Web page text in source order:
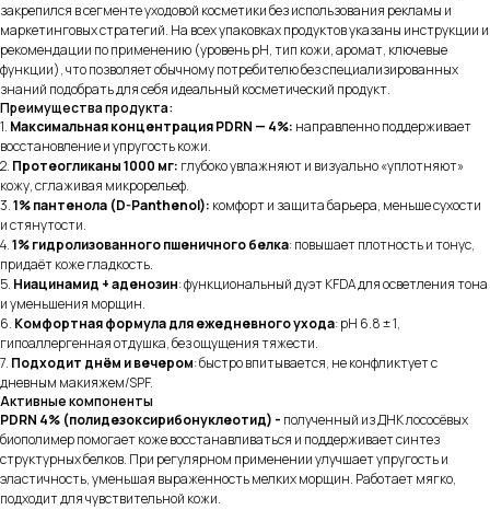
закрепился в сегменте уходовой косметики без использования рекламы и
маркетинговых стратегий. На всех упаковках продуктов указаны инструкции и
рекомендации по применению (уровень pH, тип кожи, аромат, ключевые
функции), что позволяет обычному потребителю без специализированных
знаний подобрать для себя идеальный косметический продукт.
Преимущества продукта:
1. Максимальная концентрация PDRN — 4%: направленно поддерживает
восстановление и упругость кожи.
2. Протеогликаны 1000 мг: глубоко увлажняют и визуально «уплотняют»
кожу, сглаживая микрорельеф.
3.1% пантенола (D-Panthenol): комфорт и защита барьера, меньше сухости
и стянутости.
4.1% гидролизованного пшеничного белка: повышает плотность и тонус,
придаёт коже гладкость.
5. Ниацинамид + аденозин: функциональный дуэт KFDA для осветления тона
и уменьшения морщин.
6. Комфортная формула для ежедневного ухода: pH 6.8 ± 1,
гипоаллергенная отдушка, без ощущения тяжести.
7. Подходит днём и вечером: быстро впитывается, не конфликтует с
дневным макияжем/SPF.
Активные компоненты
PDRN 4% (полидезоксирибонуклеотид) - полученный из ДНК лососёвых
биополимер помогает коже восстанавливаться и поддерживает синтез
структурных белков. При регулярном применении улучшает упругость и
эластичность, уменьшая выраженность мелких морщин. Работает мягко,
подходит для чувствительной кожи.